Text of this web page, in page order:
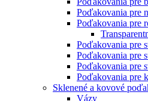
Poďakovania pre
Poďakovania pre
Poďakovania pre
Poďakovania pre
Poďakovania pre
Poďakovania pre
Sklenené a kovové
Vázy